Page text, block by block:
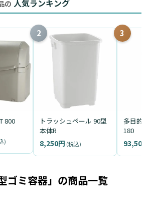
の 人気ランキング
800
)
2
トラッシュペール 90型
本体R
8,250円 (税込)
3
多目的キ
180
93,500円
ゴミ容器」の商品一覧